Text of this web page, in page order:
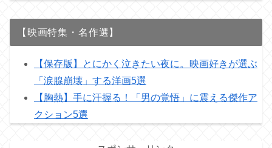
【映画特集・名作選】
【保存版】とにかく泣きたい夜に。映画好きが選ぶ
「涙腺崩壊」する洋画5選
【胸熱】手に汗握る！「男の覚悟」に震える傑作ア
クション5選